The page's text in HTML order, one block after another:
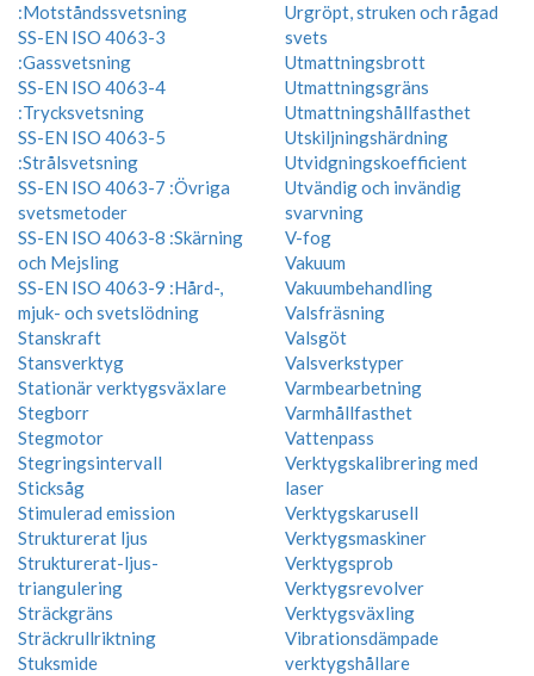
:Motståndssvetsning
SS-EN ISO 4063-3
:Gassvetsning
SS-EN ISO 4063-4
:Trycksvetsning
SS-EN ISO 4063-5
:Strålsvetsning
SS-EN ISO 4063-7 :Övriga
svetsmetoder
SS-EN ISO 4063-8 :Skärning
och Mejsling
SS-EN ISO 4063-9 :Hård-,
mjuk- och svetslödning
Stanskraft
Stansverktyg
Stationär verktygsväxlare
Stegborr
Stegmotor
Stegringsintervall
Sticksåg
Stimulerad emission
Strukturerat ljus
Strukturerat-ljus-
triangulering
Sträckgräns
Sträckrullriktning
Stuksmide
Urgröpt, struken och rågad
svets
Utmattningsbrott
Utmattningsgräns
Utmattningshållfasthet
Utskiljningshärdning
Utvidgningskoefficient
Utvändig och invändig
svarvning
V-fog
Vakuum
Vakuumbehandling
Valsfräsning
Valsgöt
Valsverkstyper
Varmbearbetning
Varmhållfasthet
Vattenpass
Verktygskalibrering med
laser
Verktygskarusell
Verktygsmaskiner
Verktygsprob
Verktygsrevolver
Verktygsväxling
Vibrationsdämpade
verktygshållare